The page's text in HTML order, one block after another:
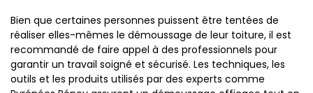
Bien que certaines personnes puissent être tentées de
réaliser elles-mêmes le démoussage de leur toiture, il est
recommandé de faire appel à des professionnels pour
garantir un travail soigné et sécurisé. Les techniques, les
outils et les produits utilisés par des experts comme